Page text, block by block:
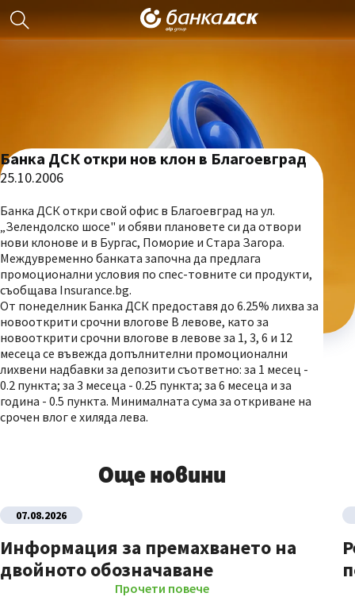
Банка ДСК откри нов клон в Благоевград
25.10.2006
Банка ДСК откри свой офис в Благоевград на ул.
„Зелендолско шосе" и обяви плановете си да отвори
нови клонове и в Бургас, Поморие и Стара Загора.
Междувременно банката започна да предлага
промоционални условия по спес-товните си продукти,
съобщава Insurance.bg.
От понеделник Банка ДСК предоставя до 6.25% лихва за
новооткрити срочни влогове В левове, като за
новооткрити срочни влогове в левове за 1, 3, 6 и 12
месеца се въвежда допълнителни промоционални
лихвени надбавки за депозити съответно: за 1 месец -
0.2 пункта; за 3 месеца - 0.25 пункта; за 6 месеца и за
година - 0.5 пункта. Минималната сума за откриване на
срочен влог е хиляда лева.
Още новини
07.08.2026
Информация за премахването на
двойното обозначаване
Прочети повече